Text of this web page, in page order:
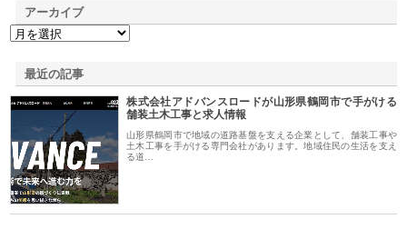
アーカイブ
最近の記事
株式会社アドバンスロードが山形県鶴岡市で手がける
舗装土木工事と求人情報
山形県鶴岡市で地域の道路基盤を支える企業として、舗装工事や
土木工事を手がける専門会社があります。地域住民の生活を支え
る道…